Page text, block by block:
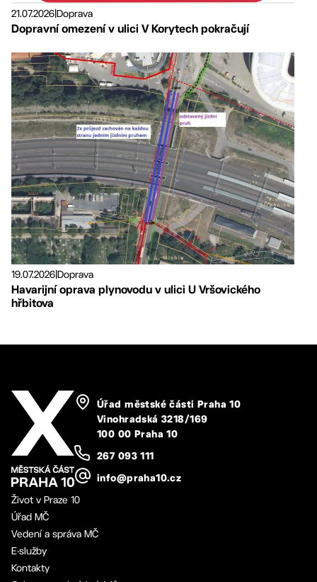
21.07.2026Doprava
Dopravní omezení v ulici V Korytech pokračují
19.07.2026Doprava
Havarijní oprava plynovodu v ulici U Vršovického
hřbitova
Úřad městské části Praha 10
Vinohradská 3218/169
100 00 Praha 10
267 093 111
info@praha10.cz
Život v Praze 10
Úřad MČ
Vedení a správa MČ
E-služby
Kontakty